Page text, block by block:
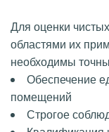
Для оценки
областями их
необходимы
Обеспечение
помещений
Строгое